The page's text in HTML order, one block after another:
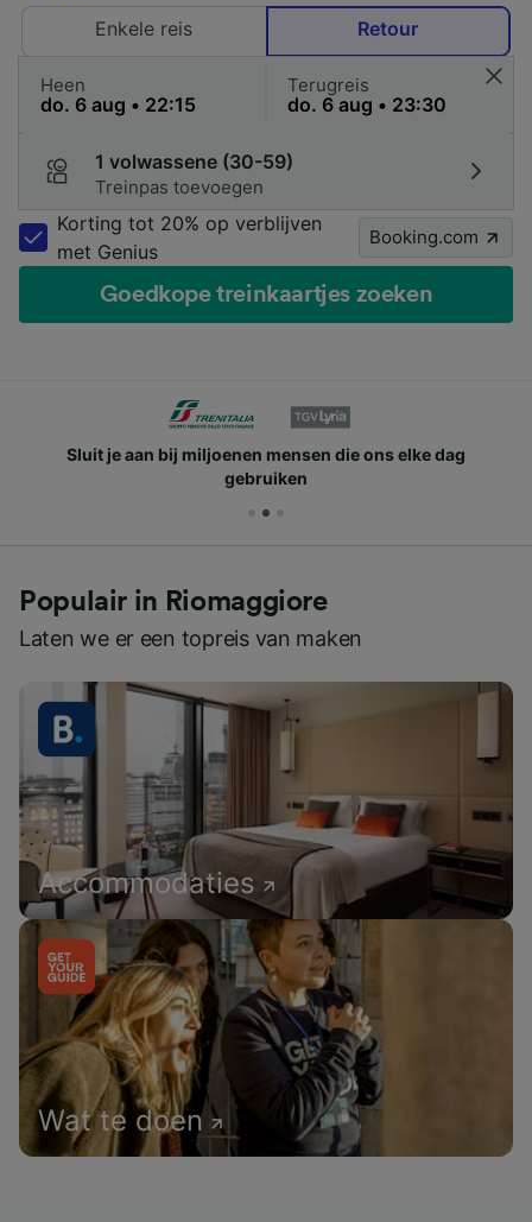
Enkele reis
Retour
Heen Terugreis
1 volwassene (30-59)
Treinpas toevoegen
Korting tot 20% op verblijven
met Genius
Booking.com
Goedkope treinkaartjes zoeken
Sluit je aan bij miljoenen mensen die ons elke dag
gebruiken
Populair in Riomaggiore
Laten we er een topreis van maken
Accommodaties
Wat te doen